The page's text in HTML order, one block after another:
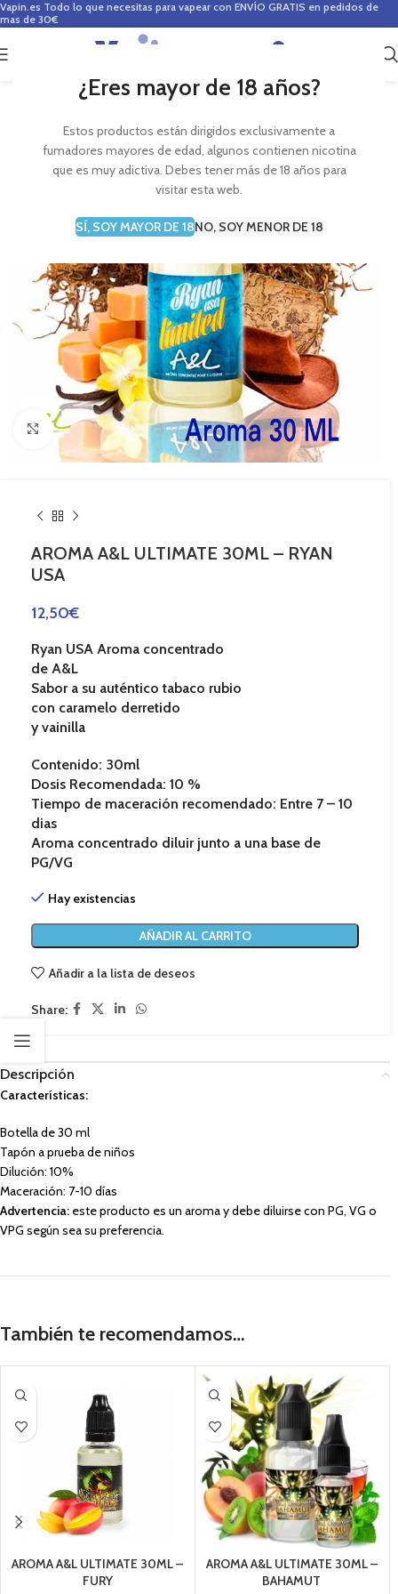
¿Eres mayor de 18 años?
Estos productos están dirigidos exclusivamente a
fumadores mayores de edad, algunos contienen nicotina
que es muy adictiva. Debes tener más de 18 años para
visitar esta web.
SÍ, SOY MAYOR DE 18NO, SOY MENOR DE 18
Vapin.es Todo lo que necesitas para vapear con ENVÍO GRATIS en pedidos de
mas de 30€
0
Haga Click para agrandar
AROMA A&L ULTIMATE 30ML – RYAN
USA
12,50€
Ryan USA Aroma concentrado
de A&L
Sabor a su auténticotabaco rubio
con caramelo derretido
y vainilla
Contenido: 30ml
Dosis Recomendada: 10 %
Tiempo de maceración recomendado: Entre 7 – 10
dias
Aroma concentrado diluir junto a una base de
PG/VG
Hay existencias
AÑADIR AL CARRITO
Añadir a la lista de deseos
Share:
Descripción
Características:
Botella de 30 ml
Tapón a prueba de niños
Dilución: 10%
Maceración: 7-10 días
Advertencia: este producto es un aroma y debe diluirse con PG, VG o
VPG según sea su preferencia.
También te recomendamos…
AROMA A&L ULTIMATE 30ML –
FURY
AROMA A&L ULTIMATE 30ML –
BAHAMUT